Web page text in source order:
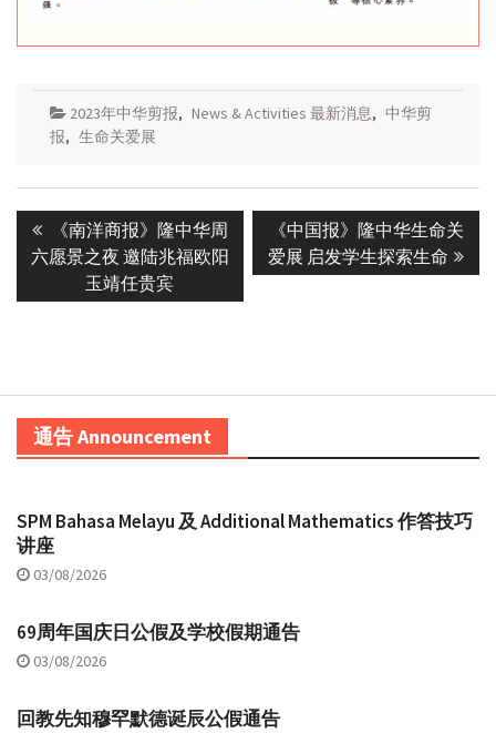
2023年中华剪报, News & Activities 最新消息, 中华剪
报, 生命关爱展
Post
navigation
Previous
post:
《南洋商报》隆中华周
六愿景之夜 邀陆兆福欧阳
玉靖任贵宾
Next
post:
《中国报》隆中华生命关
爱展 启发学生探索生命
通告 Announcement
SPM Bahasa Melayu 及 Additional Mathematics 作答技巧
讲座
03/08/2026
69周年国庆日公假及学校假期通告
03/08/2026
回教先知穆罕默德诞辰公假通告